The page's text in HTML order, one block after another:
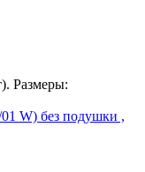
Размеры:
W) без подушки ,